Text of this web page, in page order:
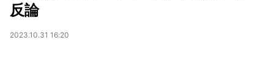
反論
2023.10.31 16:20